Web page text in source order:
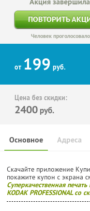
ПОВТОРИТЬ
Человек
от 199 руб.
Цена без скидки:
2400 руб.
Основное Адреса
Скачайте приложение
покажите купон с экрана
Суперкачественная
KODAK PROFESSIONAL со